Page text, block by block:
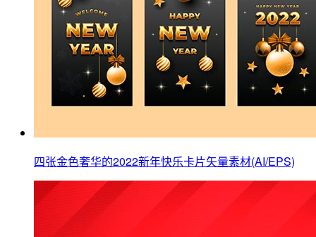
四张金色奢华的2022新年快乐卡片矢量素材(AI/EPS)